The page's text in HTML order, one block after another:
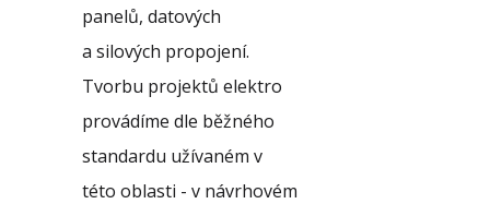
panelů, datových
a silových propojení.
Tvorbu projektů elektro
provádíme dle běžného
standardu užívaném v
této oblasti - v návrhovém